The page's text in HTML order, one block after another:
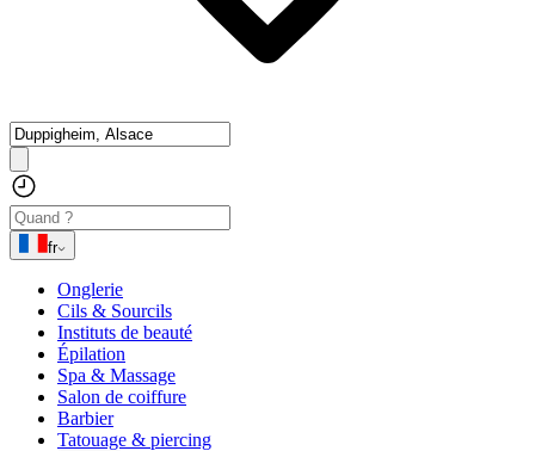
fr
Onglerie
Cils & Sourcils
Instituts de beauté
Épilation
Spa & Massage
Salon de coiffure
Barbier
Tatouage & piercing